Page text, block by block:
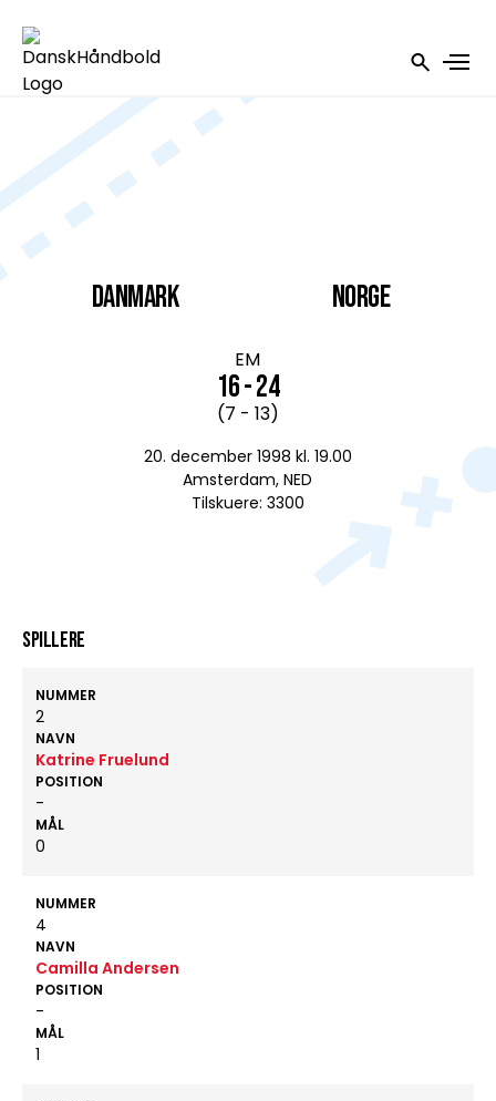
DANMARK
EM
16 - 24
(7 - 13)
20. december 1998 kl. 19.00
Amsterdam, NED
Tilskuere: 3300
Norge
Spillere
NUMMER
2
NAVN
Katrine Fruelund
POSITION
-
MÅL
0
NUMMER
4
NAVN
Camilla Andersen
POSITION
-
MÅL
1